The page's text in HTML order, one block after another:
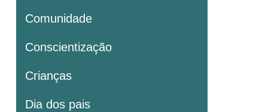
Comunidade
Conscientização
Crianças
Dia dos pais